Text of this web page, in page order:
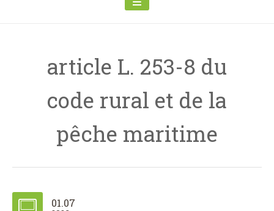
article L. 253-8 du
code rural et de la
pêche maritime
01.07